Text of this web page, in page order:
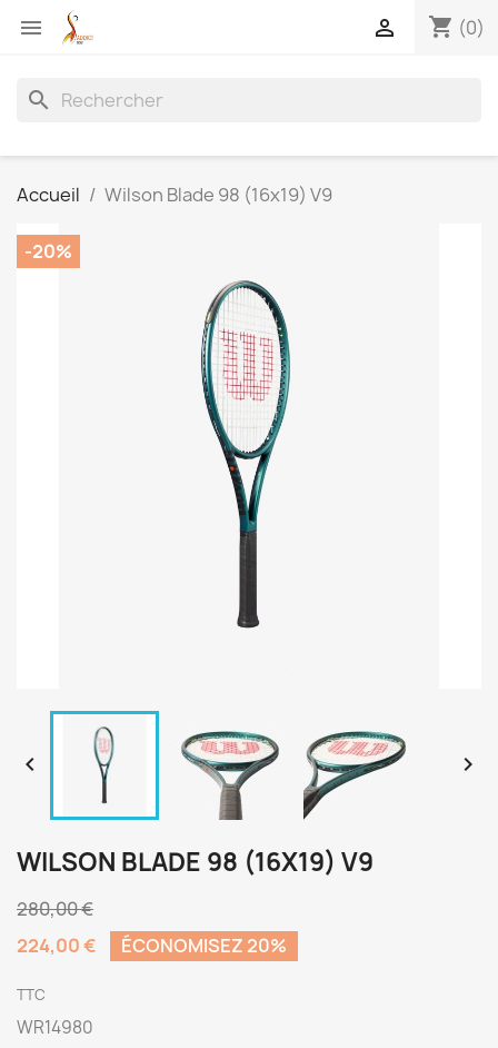
 shopping_cart (0)

search
Accueil Wilson Blade 98 (16x19) V9
-20%
 
WILSON BLADE 98 (16X19) V9
280,00 €
224,00 €
ÉCONOMISEZ 20%
TTC
WR14980